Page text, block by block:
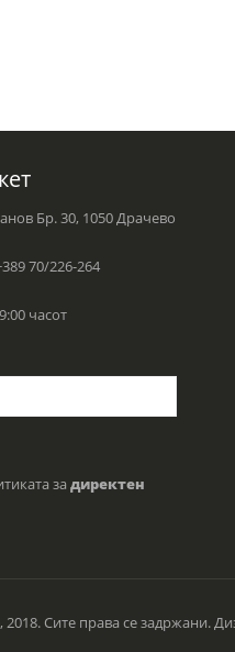
Бр. 30, 1050 Драчево
70/226-264
часот
за директен
Сите права се задржани.